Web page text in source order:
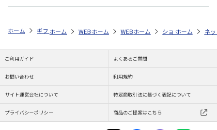
ホーム ギフト通販 お祝い・贈りもの 誕生日祝い 予算で探す（
ホーム WEB特集 非食品 大切な方へ贈るフェムケア
ホーム WEB特集 非食品 大切な方へ
ホーム ショップ一覧
ホーム ネ
ご利用ガイド よくあるご質問
お問い合わせ 利用規約
サイト運営会社について 特定商取引法に基づく表記について
プライバシーポリシー 商品のご提案はこちら